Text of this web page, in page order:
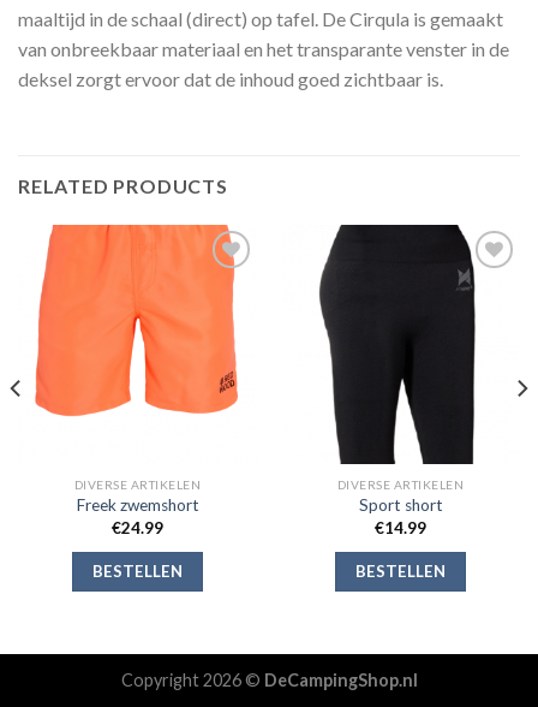
maaltijd in de schaal (direct) op tafel. De Cirqula is gemaakt
van onbreekbaar materiaal en het transparante venster in de
deksel zorgt ervoor dat de inhoud goed zichtbaar is.
RELATED PRODUCTS
Toevoegen
verlanglijst
DIVERSE ARTIKELEN
Freek zwemshort
€24.99
BESTELLEN
Toevoegen
DIVERSE ARTIKELEN
Sport short
€14.99
BESTELLEN
Copyright 2026 © DeCampingShop.nl